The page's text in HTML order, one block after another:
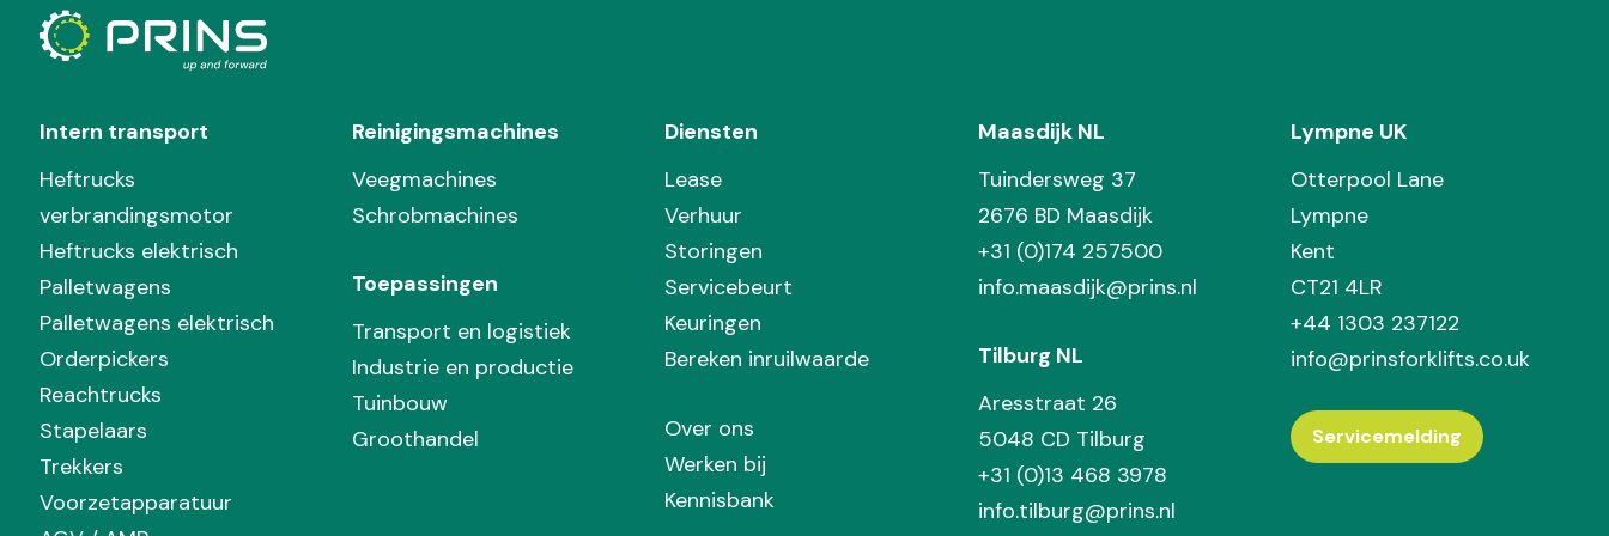
Intern transport
Heftrucks
verbrandingsmotor
Heftrucks elektrisch
Palletwagens
Palletwagens elektrisch
Orderpickers
Reachtrucks
Stapelaars
Trekkers
Voorzetapparatuur
Reinigingsmachines
Veegmachines
Schrobmachines
Toepassingen
Transport en logistiek
Industrie en productie
Tuinbouw
Groothandel
Diensten
Lease
Verhuur
Storingen
Servicebeurt
Keuringen
Bereken inruilwaarde
Over ons
Werken bij
Kennisbank
Maasdijk NL
Tuindersweg 37
2676 BD Maasdijk
+31 (0)174 257500
info.maasdijk@prins.nl
Tilburg NL
Aresstraat 26
5048 CD Tilburg
+31 (0)13 468 3978
info.tilburg@prins.nl
Lympne UK
Otterpool Lane
Lympne
Kent
CT21 4LR
+44 1303 237122
info@prinsforklifts.co.uk
Servicemelding